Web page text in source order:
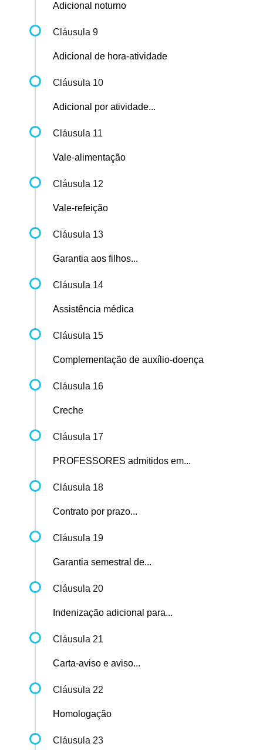
Adicional noturno
Cláusula 9
Adicional de hora-atividade
Cláusula 10
Adicional por atividade...
Cláusula 11
Vale-alimentação
Cláusula 12
Vale-refeição
Cláusula 13
Garantia aos filhos...
Cláusula 14
Assistência médica
Cláusula 15
Complementação de auxílio-doença
Cláusula 16
Creche
Cláusula 17
PROFESSORES admitidos em...
Cláusula 18
Contrato por prazo...
Cláusula 19
Garantia semestral de...
Cláusula 20
Indenização adicional para...
Cláusula 21
Carta-aviso e aviso...
Cláusula 22
Homologação
Cláusula 23